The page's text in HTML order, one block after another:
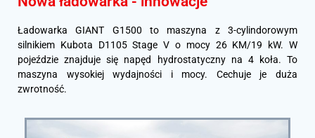
Ładowarka GIANT G1500 to maszyna z 3-cylindorowym
silnikiem Kubota D1105 Stage V o mocy 26 KM/19 kW. W
pojeździe znajduje się napęd hydrostatyczny na 4 koła. To
maszyna wysokiej wydajności i mocy. Cechuje je duża
zwrotność.